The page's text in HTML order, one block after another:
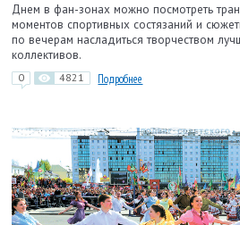
Днем в фан-зонах можно посмотреть
моментов спортивных состязаний и
по вечерам насладиться творчеством
коллективов.
0 4821 Подробнее